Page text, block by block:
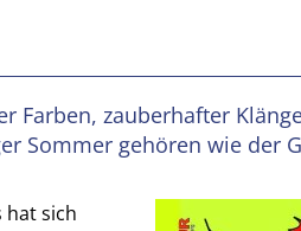
Farben, zauberhafter
Sommer gehören wie der
hat sich